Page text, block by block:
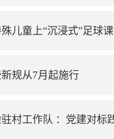
儿童上“沉浸式”足球课
规从7月起施行